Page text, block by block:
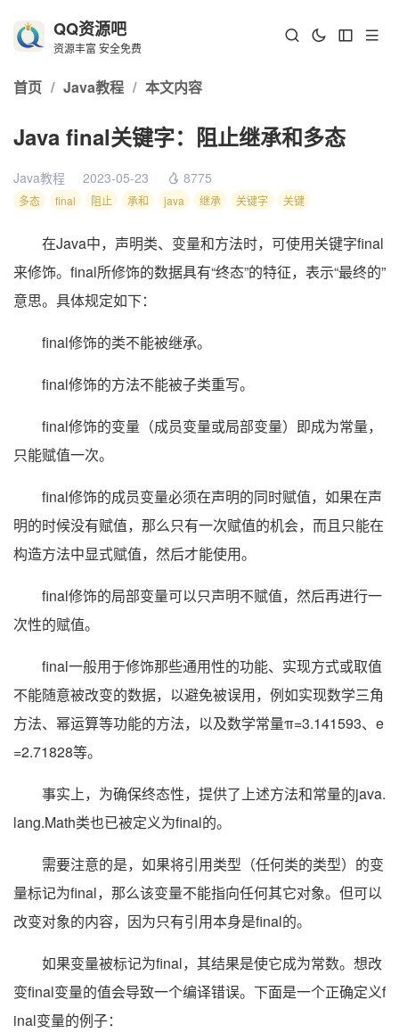
QQ资源吧
资源丰富 安全免费
首页 / Java教程 / 本文内容
Java final关键字：阻止继承和多态
Java教程 2023-05-23 8775
多态 final 阻止 承和 java 继承 关键字 关键
在Java中，声明类、变量和方法时，可使用关键字final
来修饰。final所修饰的数据具有“终态”的特征，表示“最终的”
意思。具体规定如下：
final修饰的类不能被继承。
final修饰的方法不能被子类重写。
final修饰的变量（成员变量或局部变量）即成为常量，
只能赋值一次。
final修饰的成员变量必须在声明的同时赋值，如果在声
明的时候没有赋值，那么只有一次赋值的机会，而且只能在
构造方法中显式赋值，然后才能使用。
final修饰的局部变量可以只声明不赋值，然后再进行一
次性的赋值。
final一般用于修饰那些通用性的功能、实现方式或取值
不能随意被改变的数据，以避免被误用，例如实现数学三角
方法、幂运算等功能的方法，以及数学常量π=3.141593、e
=2.71828等。
事实上，为确保终态性，提供了上述方法和常量的java.
lang.Math类也已被定义为final的。
需要注意的是，如果将引用类型（任何类的类型）的变
量标记为final，那么该变量不能指向任何其它对象。但可以
改变对象的内容，因为只有引用本身是final的。
如果变量被标记为final，其结果是使它成为常数。想改
变final变量的值会导致一个编译错误。下面是一个正确定义f
inal变量的例子：